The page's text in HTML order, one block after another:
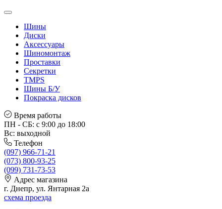
Шины
Диски
Аксессуары
Шиномонтаж
Проставки
Секретки
TMPS
Шины Б/У
Покраска дисков
Время работы
ПН - СБ: с 9:00 до 18:00
Вс: выходной
Телефон
(097) 966-71-21
(073) 800-93-25
(099) 731-73-53
Адрес магазина
г. Днепр, ул. Янтарная 2а
схема проезда